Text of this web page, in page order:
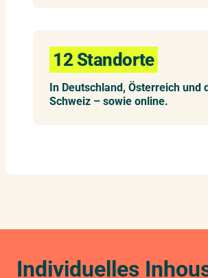
12 Standorte
In Deutschland, Österreich und
Schweiz – sowie online.
Individuelles